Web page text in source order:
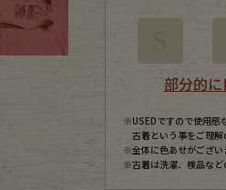
部分的
※USEDですので使用感
古着という事をご理解
※全体に色あせがござい
※古着は洗濯、検品など